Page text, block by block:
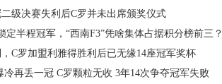
级决赛失利后C罗并未出席颁奖仪式
定半程冠军，“西南F3”凭啥集体占据积分榜前三？
C罗加盟利雅得胜利后已无缘14座冠军奖杯
冷再丢一冠 C罗颗粒无收 3年14次争夺冠军失败